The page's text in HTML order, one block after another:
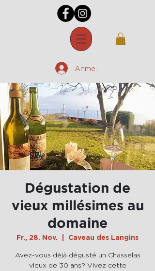
Anmelden
Dégustation de
vieux millésimes au
domaine
Fr., 28. Nov. Caveau des Langins
Avez-vous déjà dégusté un Chasselas
vieux de 30 ans? Vivez cette